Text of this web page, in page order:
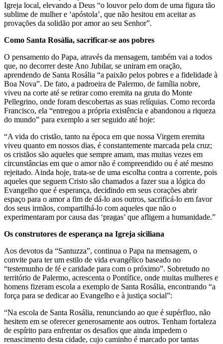
Igreja local, elevando a Deus “o louvor pelo dom de uma figura tão
sublime de mulher e ‘apóstola’, que não hesitou em aceitar as
provações da solidão por amor ao seu Senhor”.
Como Santa Rosália, sacrificar-se aos pobres
O pensamento do Papa, através da mensagem, também vai a todos
que, no decorrer deste Ano Jubilar, se uniram em oração,
aprendendo de Santa Rosália “a paixão pelos pobres e a fidelidade à
Boa Nova”. De fato, a padroeira de Palermo, de família nobre,
viveu na corte até se retirar como eremita na gruta do Monte
Pellegrino, onde foram descobertas as suas relíquias. Como recorda
Francisco, ela “entregou a própria existência e abandonou a riqueza
do mundo” para exemplo a ser seguido até hoje:
“A vida do cristão, tanto na época em que nossa Virgem eremita
viveu quanto em nossos dias, é constantemente marcada pela cruz;
os cristãos são aqueles que sempre amam, mas muitas vezes em
circunstâncias em que o amor não é compreendido ou é até mesmo
rejeitado. Ainda hoje, trata-se de uma escolha contra a corrente, pois
aqueles que seguem Cristo são chamados a fazer sua a lógica do
Evangelho que é esperança, decidindo em seus corações abrir
espaço para o amor a fim de dá-lo aos outros, sacrificá-lo em favor
dos seus irmãos, compartilhá-lo com aqueles que não o
experimentaram por causa das ‘pragas’ que afligem a humanidade.”
Os construtores de esperança na Igreja siciliana
Aos devotos da “Santuzza”, continua o Papa na mensagem, o
convite para ter um estilo de vida evangélico baseado no
“testemunho de fé e caridade para com o próximo”. Sobretudo no
território de Palermo, acrescenta o Pontífice, onde muitas mulheres e
homens fizeram escola a exemplo de Santa Rosália, encontrando “a
força para se dedicar ao Evangelho e à justiça social”:
“Na escola de Santa Rosália, renunciando ao que é supérfluo, não
hesitem em se oferecer generosamente aos outros. Tenham fortaleza
de espírito para enfrentar os desafios que ainda impedem o
renascimento desta cidade, cujo caminho é marcado por tantas